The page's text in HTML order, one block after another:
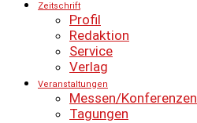
Zeitschrift
Profil
Redaktion
Service
Verlag
Veranstaltungen
Messen/Konferenzen
Tagungen